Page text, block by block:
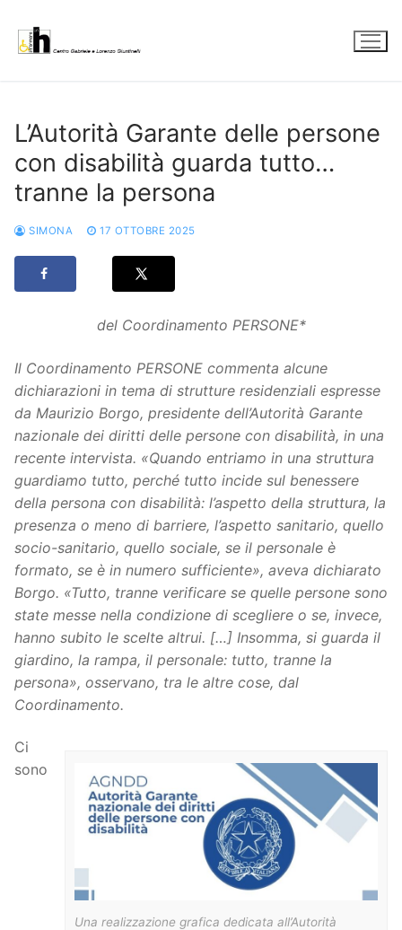
contenuto
L’Autorità Garante delle persone
con disabilità guarda tutto…
tranne la persona
SIMONA 17 OTTOBRE 2025
del Coordinamento PERSONE*
Il Coordinamento PERSONE commenta alcune
dichiarazioni in tema di strutture residenziali espresse
da Maurizio Borgo, presidente dell’Autorità Garante
nazionale dei diritti delle persone con disabilità, in una
recente intervista. «Quando entriamo in una struttura
guardiamo tutto, perché tutto incide sul benessere
della persona con disabilità: l’aspetto della struttura, la
presenza o meno di barriere, l’aspetto sanitario, quello
socio-sanitario, quello sociale, se il personale è
formato, se è in numero sufficiente», aveva dichiarato
Borgo. «Tutto, tranne verificare se quelle persone sono
state messe nella condizione di scegliere o se, invece,
hanno subito le scelte altrui. […] Insomma, si guarda il
giardino, la rampa, il personale: tutto, tranne la
persona», osservano, tra le altre cose, dal
Coordinamento.
Una realizzazione grafica dedicata all’Autorità
Ci
sono